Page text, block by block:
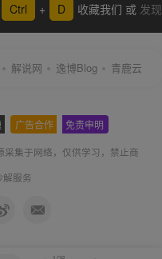
Ctrl + D 收藏我们 或 发现
解说网 逸博Blog 青鹿云
广告合作 免责申明
采集于网络，仅供学习，禁止商
解服务